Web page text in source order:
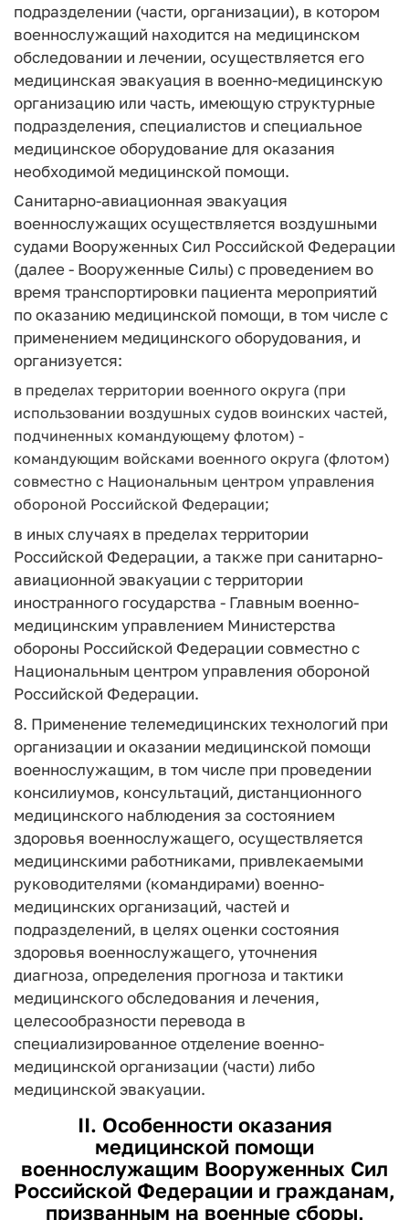
подразделении (части, организации), в котором
военнослужащий находится на медицинском
обследовании и лечении, осуществляется его
медицинская эвакуация в военно-медицинскую
организацию или часть, имеющую структурные
подразделения, специалистов и специальное
медицинское оборудование для оказания
необходимой медицинской помощи.
Санитарно-авиационная эвакуация
военнослужащих осуществляется воздушными
судами Вооруженных Сил Российской Федерации
(далее - Вооруженные Силы) с проведением во
время транспортировки пациента мероприятий
по оказанию медицинской помощи, в том числе с
применением медицинского оборудования, и
организуется:
в пределах территории военного округа (при
использовании воздушных судов воинских частей,
подчиненных командующему флотом) -
командующим войсками военного округа (флотом)
совместно с Национальным центром управления
обороной Российской Федерации;
в иных случаях в пределах территории
Российской Федерации, а также при санитарно-
авиационной эвакуации с территории
иностранного государства - Главным военно-
медицинским управлением Министерства
обороны Российской Федерации совместно с
Национальным центром управления обороной
Российской Федерации.
8. Применение телемедицинских технологий при
организации и оказании медицинской помощи
военнослужащим, в том числе при проведении
консилиумов, консультаций, дистанционного
медицинского наблюдения за состоянием
здоровья военнослужащего, осуществляется
медицинскими работниками, привлекаемыми
руководителями (командирами) военно-
медицинских организаций, частей и
подразделений, в целях оценки состояния
здоровья военнослужащего, уточнения
диагноза, определения прогноза и тактики
медицинского обследования и лечения,
целесообразности перевода в
специализированное отделение военно-
медицинской организации (части) либо
медицинской эвакуации.
II. Особенности оказания
медицинской помощи
военнослужащим Вооруженных Сил
Российской Федерации и гражданам,
призванным на военные сборы,